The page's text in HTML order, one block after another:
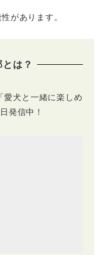
リーホテル
ラン付き
があります。
は？
愛犬と一緒に楽しめ
発信中！